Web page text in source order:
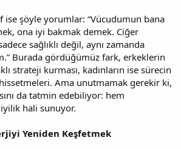
ise şöyle yorumlar: “Vücudumun bana
ona iyi bakmak demek. Ciğer
sağlıklı değil, aynı zamanda
Burada gördüğümüz fark, erkeklerin
strateji kurması, kadınların ise sürecin
Ama unutmamak gerekir ki,
da tatmin edebiliyor: hem
hali sunuyor.
Yeniden Keşfetmek